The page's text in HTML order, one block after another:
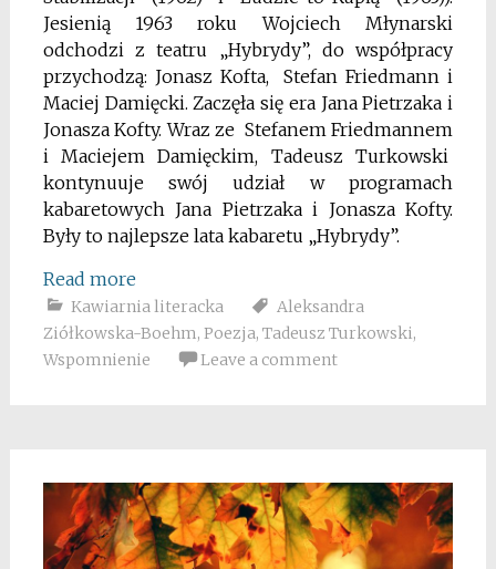
Jesienią 1963 roku Wojciech Młynarski
odchodzi z teatru „Hybrydy”, do współpracy
przychodzą: Jonasz Kofta, Stefan Friedmann i
Maciej Damięcki. Zaczęła się era Jana Pietrzaka i
Jonasza Kofty. Wraz ze Stefanem Friedmannem
i Maciejem Damięckim, Tadeusz Turkowski
kontynuuje swój udział w programach
kabaretowych Jana Pietrzaka i Jonasza Kofty.
Były to najlepsze lata kabaretu „Hybrydy”.
Read more
Kawiarnia literacka
Aleksandra
Ziółkowska-Boehm, Poezja, Tadeusz Turkowski,
Wspomnienie
Leave a comment